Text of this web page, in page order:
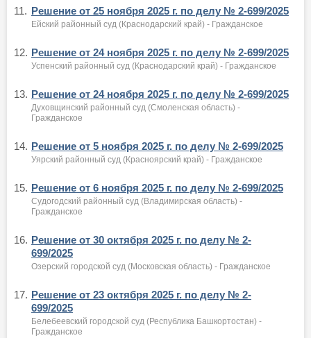
11. Решение от 25 ноября 2025 г. по делу № 2-699/2025
Ейский районный суд (Краснодарский край) - Гражданское
12. Решение от 24 ноября 2025 г. по делу № 2-699/2025
Успенский районный суд (Краснодарский край) - Гражданское
13. Решение от 24 ноября 2025 г. по делу № 2-699/2025
Духовщинский районный суд (Смоленская область) -
Гражданское
14. Решение от 5 ноября 2025 г. по делу № 2-699/2025
Уярский районный суд (Красноярский край) - Гражданское
15. Решение от 6 ноября 2025 г. по делу № 2-699/2025
Судогодский районный суд (Владимирская область) -
Гражданское
16. Решение от 30 октября 2025 г. по делу № 2-
699/2025
Озерский городской суд (Московская область) - Гражданское
17. Решение от 23 октября 2025 г. по делу № 2-
699/2025
Белебеевский городской суд (Республика Башкортостан) -
Гражданское